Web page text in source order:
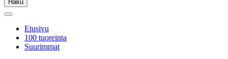
Haku
Etusivu
100 tuoreinta
Suurimmat